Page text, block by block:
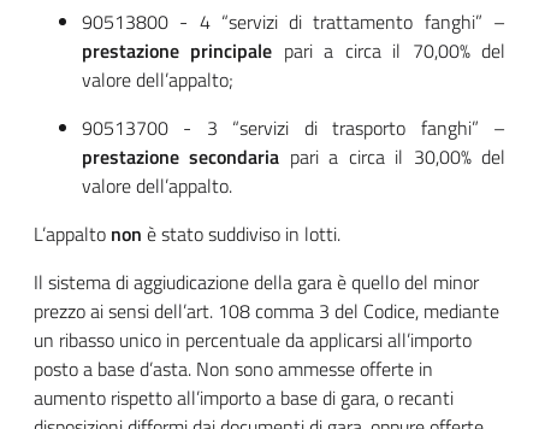
90513800 - 4 “servizi di trattamento fanghi” –
prestazione principale pari a circa il 70,00% del
valore dell’appalto;
90513700 - 3 “servizi di trasporto fanghi” –
prestazione secondaria pari a circa il 30,00% del
valore dell’appalto.
L’appalto non è stato suddiviso in lotti.
Il sistema di aggiudicazione della gara è quello del minor
prezzo ai sensi dell’art. 108 comma 3 del Codice, mediante
un ribasso unico in percentuale da applicarsi all’importo
posto a base d’asta. Non sono ammesse offerte in
aumento rispetto all’importo a base di gara, o recanti